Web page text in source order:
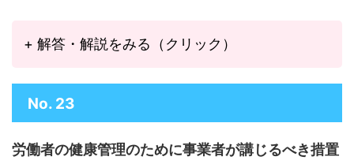
+ 解答・解説をみる（クリック）
No. 23
労働者の健康管理のために事業者が講じるべき措置